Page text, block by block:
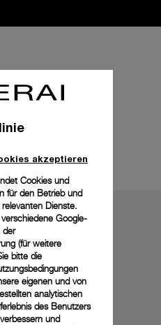
Details
akzeptieren
Cookies und
für den Betrieb und
Dienste.
Google-
der
(für weitere
bitte die
eigenen und von
analytischen
des Benutzers
und